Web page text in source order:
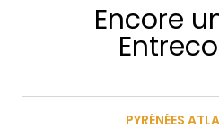
Encore
PYRÉNÉES